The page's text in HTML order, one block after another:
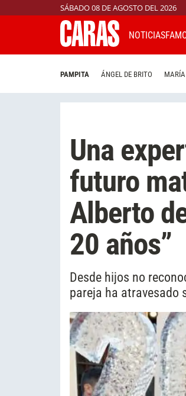
SÁBADO 08 DE AGOSTO DEL 2026
NOTICIAS
PAMPITA ÁNGEL DE BRITO
Una
futuro
Alberto
20 años”
Desde hijos no
pareja ha atravesado